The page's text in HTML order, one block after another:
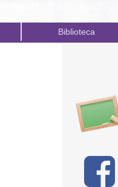
Biblioteca